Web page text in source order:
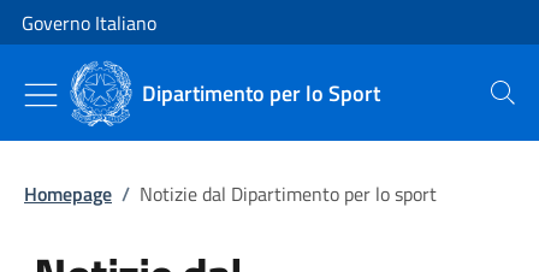
Vai al contenuto
Vai alla navigazione del sito
Governo Italiano
Dipartimento per lo Sport Cerca
Homepage / Notizie dal Dipartimento per lo sport